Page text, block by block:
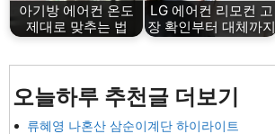
아기방 에어컨 온도
제대로 맞추는 법
LG 에어컨 리모컨 고
장 확인부터 대체까지
오늘하루 추천글 더보기
류혜영 나혼산 삼순이계단 하이라이트